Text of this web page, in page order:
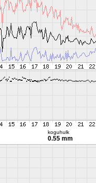
koguhulk
0.55 mm